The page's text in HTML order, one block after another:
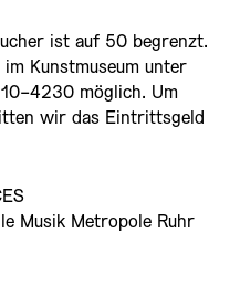
ist auf 50 begrenzt.
im Kunstmuseum unter
4230 möglich. Um
wir das Eintrittsgeld
Musik Metropole Ruhr